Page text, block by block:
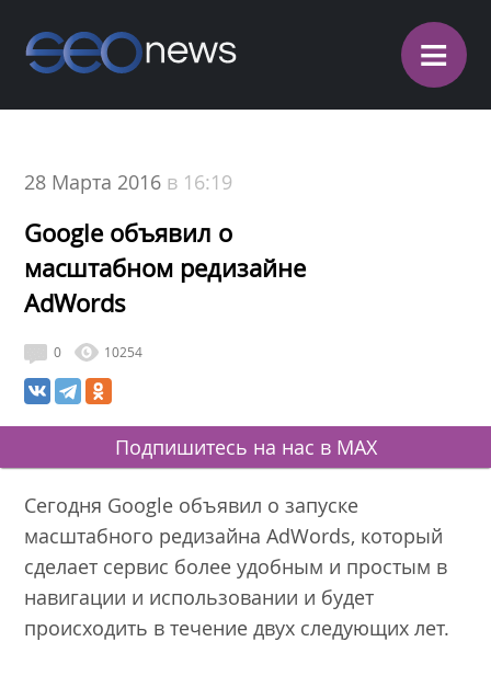
≡
28 Марта 2016 в 16:19
Google объявил о
масштабном редизайне
AdWords
0 10254
Подпишитесь на нас в MAX
Сегодня Google объявил о запуске
масштабного редизайна AdWords, который
сделает сервис более удобным и простым в
навигации и использовании и будет
происходить в течение двух следующих лет.